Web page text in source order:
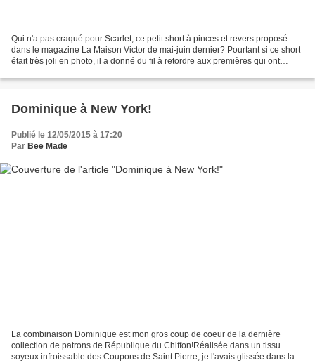
Qui n'a pas craqué pour Scarlet, ce petit short à pinces et revers proposé
dans le magazine La Maison Victor de mai-juin dernier? Pourtant si ce short
était très joli en photo, il a donné du fil à retordre aux premières qui ont
Dominique à New York!
Publié le 12/05/2015 à 17:20
Par Bee Made
La combinaison Dominique est mon gros coup de coeur de la dernière
collection de patrons de République du Chiffon!Réalisée dans un tissu
soyeux infroissable des Coupons de Saint Pierre, je l'avais glissée dans la